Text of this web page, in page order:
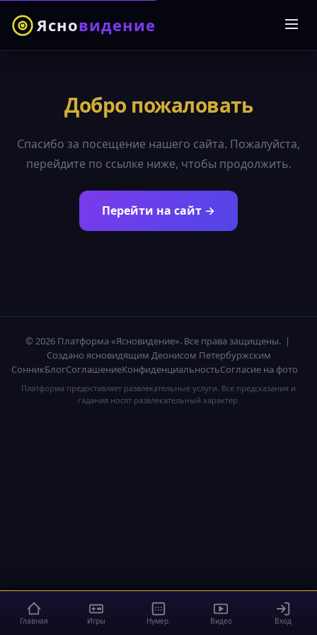
Ясновидение
Добро пожаловать
Спасибо за посещение нашего сайта. Пожалуйста,
перейдите по ссылке ниже, чтобы продолжить.
Перейти на сайт →
© 2026 Платформа «Ясновидение». Все права защищены. |
Создано ясновидящим Деонисом Петербуржским
СонникБлогСоглашениеКонфиденциальностьСогласие на фото
Платформа предоставляет развлекательные услуги. Все предсказания и
гадания носят развлекательный характер.
Главная Игры Нумер. Видео Вход